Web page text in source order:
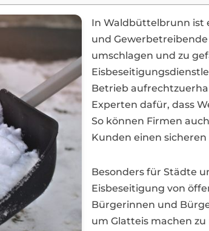
In Waldbüttelbrunn ist
und
umschlagen und zu
Betrieb
Experten dafür, dass
So können Firmen
Kunden einen
Besonders für Städte
Eisbeseitigung von
Bürgerinnen und
um Glatteis machen